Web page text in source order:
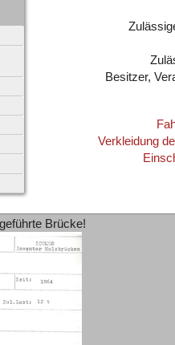
Besitzer,
Verkleidung
Brücke!